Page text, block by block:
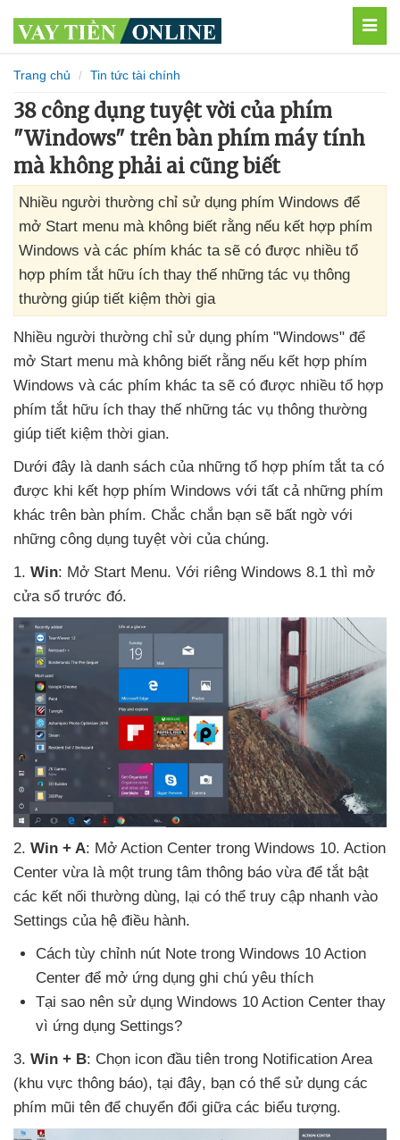
Trang chủ Tin tức tài chính
38 công dụng tuyệt vời của phím
"Windows" trên bàn phím máy tính
mà không phải ai cũng biết
Nhiều người thường chỉ sử dụng phím Windows để
mở Start menu mà không biết rằng nếu kết hợp phím
Windows và các phím khác ta sẽ có được nhiều tổ
hợp phím tắt hữu ích thay thế những tác vụ thông
thường giúp tiết kiệm thời gia
Nhiều người thường chỉ sử dụng phím "Windows" để
mở Start menu mà không biết rằng nếu kết hợp phím
Windows và các phím khác ta sẽ có được nhiều tổ hợp
phím tắt hữu ích thay thế những tác vụ thông thường
giúp tiết kiệm thời gian.
Dưới đây là danh sách của những tổ hợp phím tắt ta có
được khi kết hợp phím Windows với tất cả những phím
khác trên bàn phím. Chắc chắn bạn sẽ bất ngờ với
những công dụng tuyệt vời của chúng.
1. Win: Mở Start Menu. Với riêng Windows 8.1 thì mở
cửa sổ trước đó.
2. Win + A: Mở Action Center trong Windows 10. Action
Center vừa là một trung tâm thông báo vừa để tắt bật
các kết nối thường dùng, lại có thể truy cập nhanh vào
Settings của hệ điều hành.
Cách tùy chỉnh nút Note trong Windows 10 Action
Center để mở ứng dụng ghi chú yêu thích
Tại sao nên sử dụng Windows 10 Action Center thay
vì ứng dụng Settings?
3. Win + B: Chọn icon đầu tiên trong Notification Area
(khu vực thông báo), tại đây, bạn có thể sử dụng các
phím mũi tên để chuyển đổi giữa các biểu tượng.